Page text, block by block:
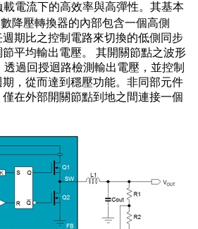
載電流下的高效率與高彈性。其基本
降壓轉換器的內部包含一個高側
期比之控制電路來切換的低側同步
平均輸出電壓。 其開關節點之波形
過回授迴路檢測輸出電壓，並控制
，從而達到穩壓功能。非同部元件
在外部開關節點到地之間連接一個